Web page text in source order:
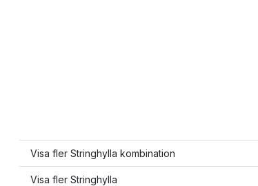
Visa fler Stringhylla kombination
Visa fler Stringhylla